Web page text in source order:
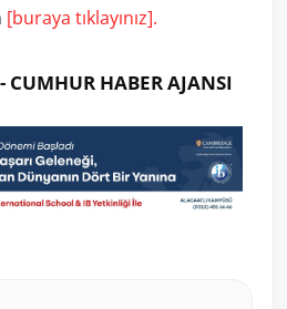
[buraya tıklayınız].
HABER AJANSI